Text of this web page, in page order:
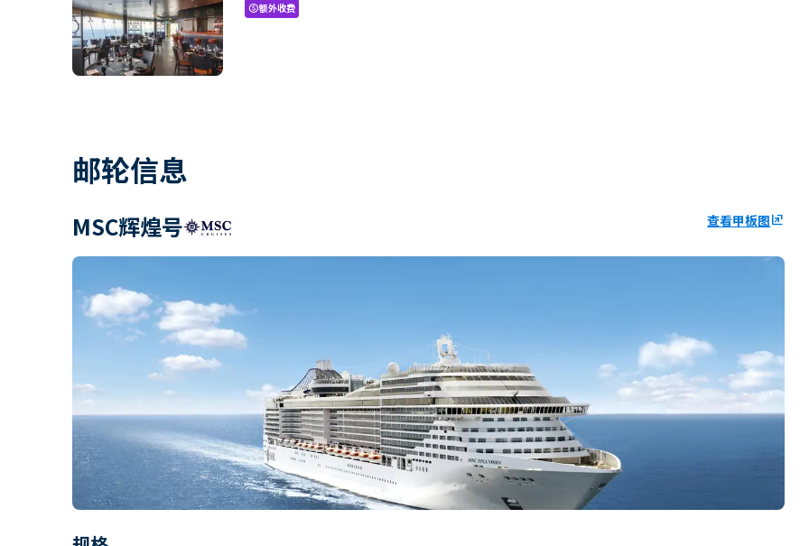
paid额外收费
邮轮信息
MSC辉煌号 查看甲板图ungroup